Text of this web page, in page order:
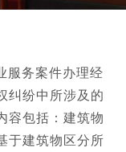
服务案件办理经
纠纷中所涉及的
容包括：建筑物
于建筑物区分所